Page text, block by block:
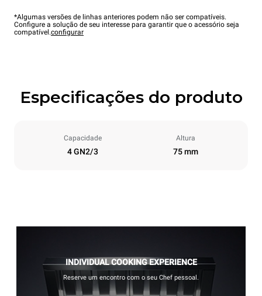
*Algumas versões de linhas anteriores podem não ser compatíveis.
Configure a solução de seu interesse para garantir que o acessório seja
compatível.configurar
Especificações do produto
Capacidade
4 GN2/3
Altura
75 mm
INDIVIDUAL COOKING EXPERIENCE
Reserve um encontro com o seu Chef pessoal.